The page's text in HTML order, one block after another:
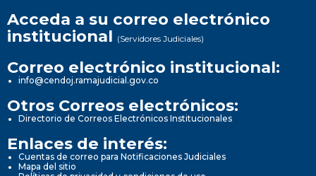
Acceda a su correo electrónico
institucional (Servidores Judiciales)
Correo electrónico institucional:
info@cendoj.ramajudicial.gov.co
Otros Correos electrónicos:
Directorio de Correos Electrónicos Institucionales
Enlaces de interés:
Cuentas de correo para Notificaciones Judiciales
Mapa del sitio